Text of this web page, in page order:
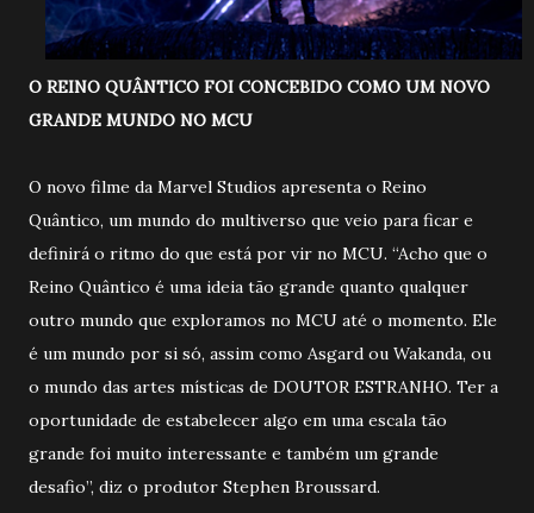
O REINO QUÂNTICO FOI CONCEBIDO COMO UM NOVO
GRANDE MUNDO NO MCU
O novo filme da Marvel Studios apresenta o Reino
Quântico, um mundo do multiverso que veio para ficar e
definirá o ritmo do que está por vir no MCU. “Acho que o
Reino Quântico é uma ideia tão grande quanto qualquer
outro mundo que exploramos no MCU até o momento. Ele
é um mundo por si só, assim como Asgard ou Wakanda, ou
o mundo das artes místicas de DOUTOR ESTRANHO. Ter a
oportunidade de estabelecer algo em uma escala tão
grande foi muito interessante e também um grande
desafio”, diz o produtor Stephen Broussard.